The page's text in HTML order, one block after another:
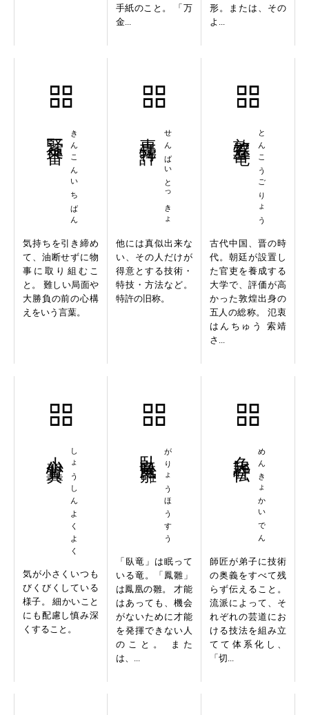
手紙のこと。 「万
金...
形。または、その
よ...
きんこんいちばん
気持ちを引き締め
て、油断せずに物
事に取り組むこ
と。 難しい局面や
大勝負の前の心構
えをいう言葉。
せんばいとっきょ
他には真似出来な
い、その人だけが
得意とする技術・
特技・方法など。
特許の旧称。
とんこうごりょう
古代中国、晋の時
代。朝廷が設置し
た官吏を養成する
大学で、評価が高
かった敦煌出身の
五人の総称。 氾衷
はんちゅう 索靖
さ...
しょうしんよくよく
気が小さくいつも
びくびくしている
様子。 細かいこと
にも配慮し慎み深
くすること。
がりょうほうすう
「臥竜」は眠って
いる竜。「鳳雛」
は鳳凰の雛。 才能
はあっても、機会
がないために才能
を発揮できない人
のこと。 また
は、...
めんきょかいでん
師匠が弟子に技術
の奥義をすべて残
らず伝えること。
流派によって、そ
れぞれの芸道にお
ける技法を組み立
てて体系化し、
「切...